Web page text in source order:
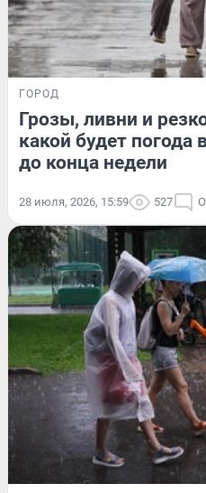
ГОРОД
Грозы, ливни и
какой будет погода
до конца недели
28 июля, 2026, 15:59 527